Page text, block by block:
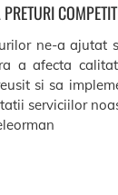
ne-a ajutat
a afecta
si sa
serviciilor